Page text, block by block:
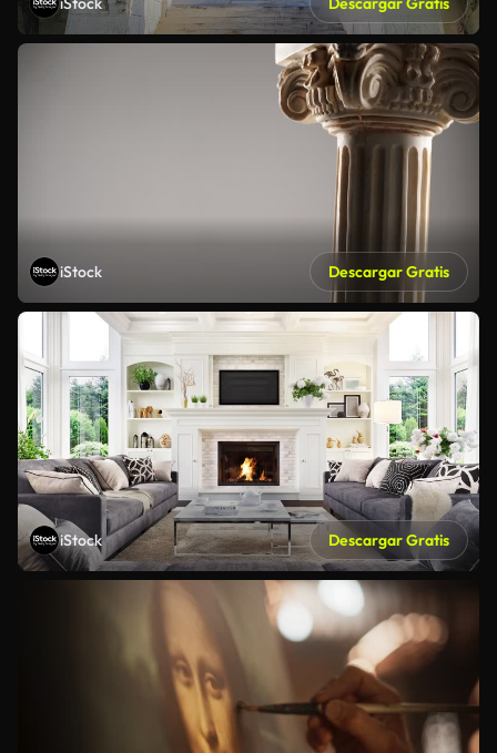
iStock Descargar Gratis
iStock Descargar Gratis